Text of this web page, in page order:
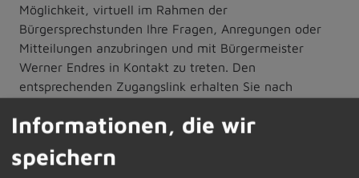
Möglichkeit, virtuell im Rahmen der
Bürgersprechstunden Ihre Fragen, Anregungen oder
Mitteilungen anzubringen und mit Bürgermeister
Werner Endres in Kontakt zu treten. Den
entsprechenden Zugangslink erhalten Sie nach
vorab telefonische Terminvereinbarung oder die
Sprechstunde können Sie im Sekretariat unter Telefon
Informationen, die wir
speichern